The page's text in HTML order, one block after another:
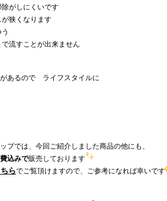
がしにくいです
狭くなります
流すことが出来ません
あるので ライフスタイルに
プでは、今回ご紹介しました商品の他にも、
込みで販売しております
らでご覧頂けますので、ご参考になれば幸いです